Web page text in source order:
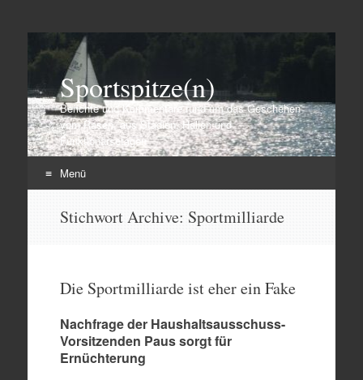
Sportspitze(n)
Berichte und Kommentare rund um das Geschehen
vom Rasen, aus Stadien, Hallen und
Funktionärsetagen
Menü
Stichwort Archive: Sportmilliarde
Die Sportmilliarde ist eher ein Fake
Nachfrage der Haushaltsausschuss-
Vorsitzenden Paus sorgt für
Ernüchterung